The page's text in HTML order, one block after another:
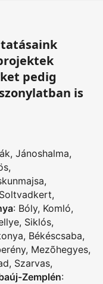
pedig
is
, Jánoshalma,
,
,
Soltvadkert,
: Bóly, Komló,
, Siklós,
, Békéscsaba,
, Mezõhegyes,
, Szarvas,
Zemplén: